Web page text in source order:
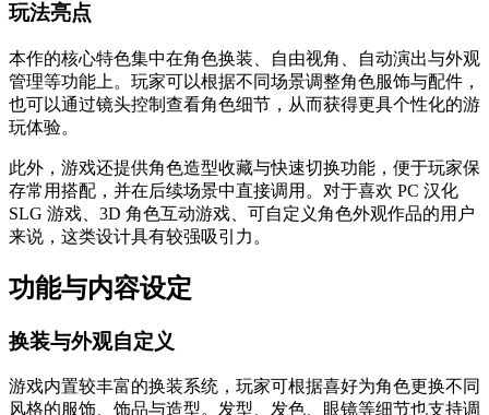
玩法亮点
本作的核心特色集中在角色换装、自由视角、自动演出与外观
管理等功能上。玩家可以根据不同场景调整角色服饰与配件，
也可以通过镜头控制查看角色细节，从而获得更具个性化的游
玩体验。
此外，游戏还提供角色造型收藏与快速切换功能，便于玩家保
存常用搭配，并在后续场景中直接调用。对于喜欢 PC 汉化
SLG 游戏、3D 角色互动游戏、可自定义角色外观作品的用户
来说，这类设计具有较强吸引力。
功能与内容设定
换装与外观自定义
游戏内置较丰富的换装系统，玩家可根据喜好为角色更换不同
风格的服饰、饰品与造型。发型、发色、眼镜等细节也支持调